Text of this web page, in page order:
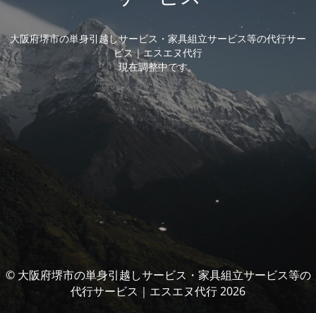
大阪府堺市の単身引越しサービス・家具組立サービス等の代行サー
ビス｜エスエヌ代行
現在調整中です。
© 大阪府堺市の単身引越しサービス・家具組立サービス等の
代行サービス｜エスエヌ代行 2026